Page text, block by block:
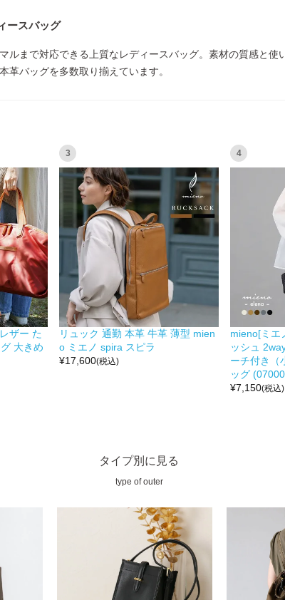
ースバッグ
ルまで対応できる上質なレディースバッグ。素材の質感と使
革バッグを多数取り揃えています。
ザー た
大きめ
3
リュック 通勤 本革 牛革 薄型 mien
o ミエノ spira スピラ
¥17,600(税込)
4
mieno[ミエ
ッシュ
ーチ付き（
ッグ
¥7,150(税込)
タイプ別に見る
type of outer